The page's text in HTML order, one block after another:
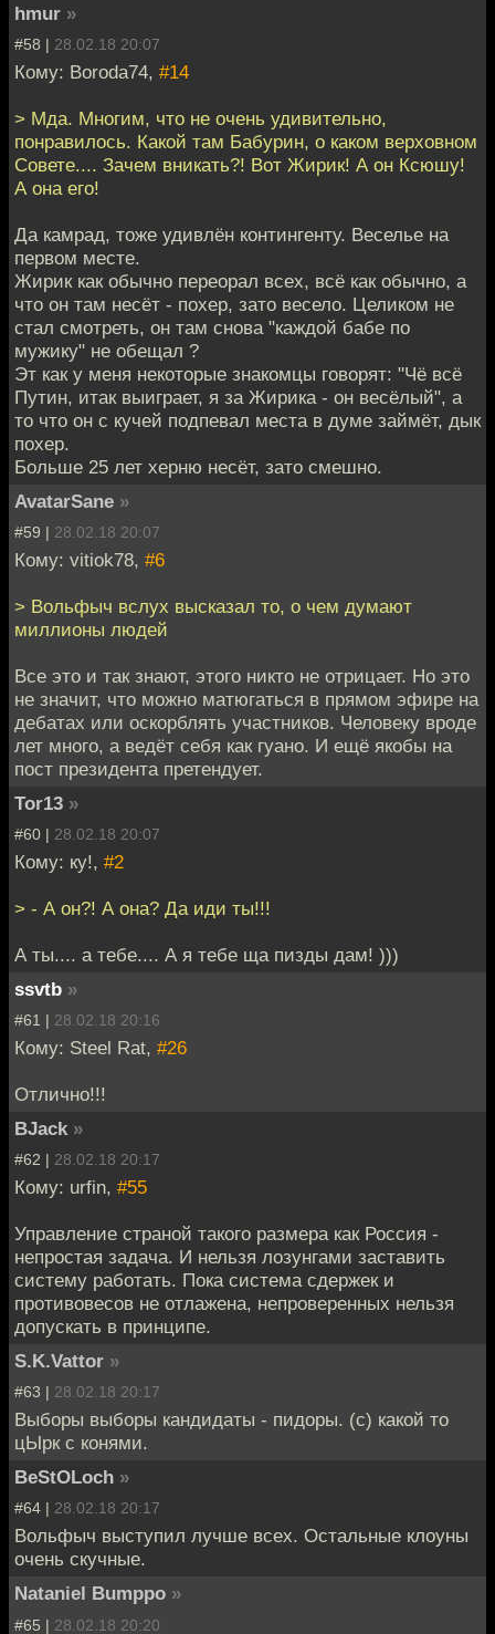
hmur »
#58 | 28.02.18 20:07
Кому: Boroda74, #14
> Мда. Многим, что не очень удивительно,
понравилось. Какой там Бабурин, о каком верховном
Совете.... Зачем вникать?! Вот Жирик! А он Ксюшу!
А она его!
Да камрад, тоже удивлён контингенту. Веселье на
первом месте.
Жирик как обычно переорал всех, всё как обычно, а
что он там несёт - похер, зато весело. Целиком не
стал смотреть, он там снова "каждой бабе по
мужику" не обещал ?
Эт как у меня некоторые знакомцы говорят: "Чё всё
Путин, итак выиграет, я за Жирика - он весёлый", а
то что он с кучей подпевал места в думе займёт, дык
похер.
Больше 25 лет херню несёт, зато смешно.
AvatarSane »
#59 | 28.02.18 20:07
Кому: vitiok78, #6
> Вольфыч вслух высказал то, о чем думают
миллионы людей
Все это и так знают, этого никто не отрицает. Но это
не значит, что можно матюгаться в прямом эфире на
дебатах или оскорблять участников. Человеку вроде
лет много, а ведёт себя как гуано. И ещё якобы на
пост президента претендует.
Tor13 »
#60 | 28.02.18 20:07
Кому: ку!, #2
> - А он?! А она? Да иди ты!!!
А ты.... а тебе.... А я тебе ща пизды дам! )))
ssvtb »
#61 | 28.02.18 20:16
Кому: Steel Rat, #26
Отлично!!!
BJack »
#62 | 28.02.18 20:17
Кому: urfin, #55
Управление страной такого размера как Россия -
непростая задача. И нельзя лозунгами заставить
систему работать. Пока система сдержек и
противовесов не отлажена, непроверенных нельзя
допускать в принципе.
S.K.Vattor »
#63 | 28.02.18 20:17
Выборы выборы кандидаты - пидоры. (с) какой то
цЫрк с конями.
BeStOLoch »
#64 | 28.02.18 20:17
Вольфыч выступил лучше всех. Остальные клоуны
очень скучные.
Nataniel Bumppo »
#65 | 28.02.18 20:20